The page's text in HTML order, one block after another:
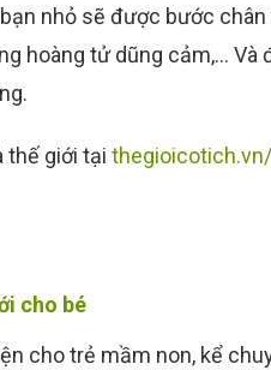
nhỏ sẽ được bước chân
hoàng tử dũng cảm,… Và
thế giới tại thegioicotich.vn/
cho bé
cho trẻ mầm non, kể